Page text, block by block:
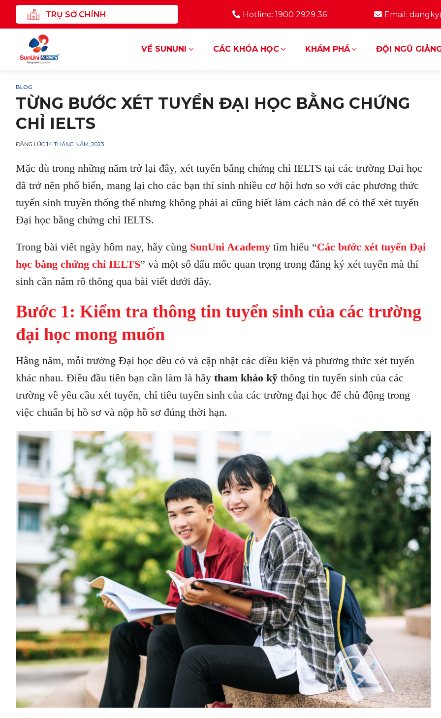
Chuyển
nội
TRỤ SỞ CHÍNH Hotline: 1900 2929 36 Email:
VỀ SUNUNI CÁC KHÓA HỌC KHÁM PHÁ ĐỘI NGŨ
BLOG
TỪNG BƯỚC XÉT TUYỂN ĐẠI HỌC BẰNG CHỨNG
CHỈ IELTS
ĐĂNG LÚC 14 THÁNG NĂM, 2023
Mặc dù trong những năm trở lại đây, xét tuyển bằng chứng chỉ IELTS tại các trường Đại học
đã trở nên phổ biến, mang lại cho các bạn thí sinh nhiều cơ hội hơn so với các phương thức
tuyển sinh truyền thống thế nhưng không phải ai cũng biết làm cách nào để có thể xét tuyển
Đại học bằng chứng chỉ IELTS.
Trong bài viết ngày hôm nay, hãy cùng SunUni Academy tìm hiểu “Các bước xét tuyển Đại
học bằng chứng chỉ IELTS” và một số dấu mốc quan trọng trong đăng ký xét tuyển mà thí
sinh cần nắm rõ thông qua bài viết dưới đây.
Bước 1: Kiểm tra thông tin tuyển sinh của các trường
đại học mong muốn
Hằng năm, mỗi trường Đại học đều có và cập nhật các điều kiện và phương thức xét tuyển
khác nhau. Điều đầu tiên bạn cần làm là hãy tham khảo kỹ thông tin tuyển sinh của các
trường về yêu cầu xét tuyển, chỉ tiêu tuyển sinh của các trường đại học để chủ động trong
việc chuẩn bị hồ sơ và nộp hồ sơ đúng thời hạn.